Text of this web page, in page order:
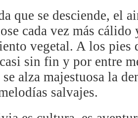
que se desciende, el
cada vez más
vegetal. A los pies
sin fin y por entre
alza majestuosa la
salvajes.